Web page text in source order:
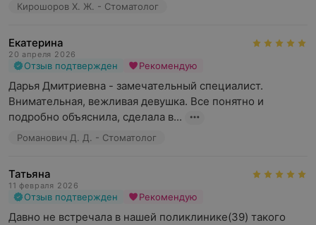
Кирошоров Х. Ж. - Стоматолог
Екатерина
20 апреля 2026
Отзыв подтвержден Рекомендую
Дарья Дмитриевна - замечательный специалист.
Внимательная, вежливая девушка. Все понятно и
подробно объяснила, сделала в...
Романович Д. Д. - Стоматолог
Татьяна
11 февраля 2026
Отзыв подтвержден Рекомендую
Давно не встречала в нашей поликлинике(39) такого